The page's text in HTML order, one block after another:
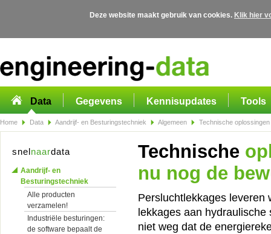
Deze website maakt gebruik van cookies. Klik hier
Data Gegevens Kennisupdates Tools
Home Data Aandrijf- en Besturingstechniek Algemeen Technische
snelnaardata
Aandrijf- en
Besturingstechniek
Alle producten
verzamelen!
Industriële besturingen:
de software bepaalt de
Technische
nu nog de
Persluchtlekkages leveren
lekkages aan
niet weg dat de